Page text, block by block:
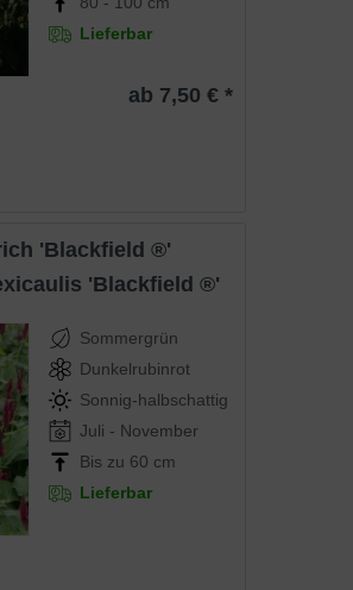
Lieferbar
ab 7,50 € *
'Blackfield ®'
'Blackfield ®'
Sommergrün
Dunkelrubinrot
Sonnig-halbschattig
Juli - November
Bis zu 60 cm
Lieferbar